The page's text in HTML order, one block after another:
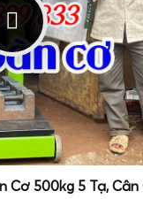
Cơ 500kg 5 Tạ,